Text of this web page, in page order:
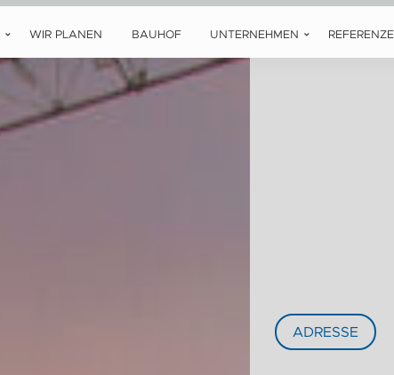
WIR PLANEN BAUHOF UNTERNEHMEN
ADRESSE